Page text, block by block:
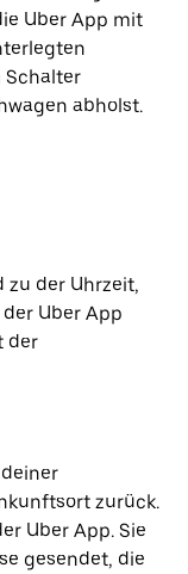
Uber App mit
Schalter
abholst.
zu der Uhrzeit,
Uber App
der
zurück.
Uber App. Sie
gesendet, die